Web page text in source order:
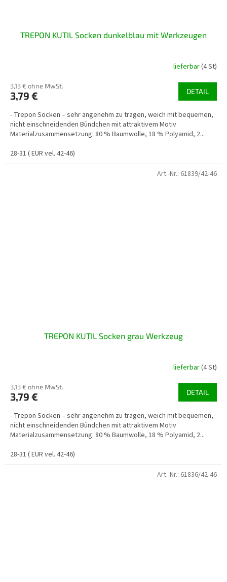
TREPON KUTIL Socken dunkelblau mit Werkzeugen
lieferbar(4 St)
3,13 € ohne MwSt.
3,79 € DETAIL
- Trepon Socken – sehr angenehm zu tragen, weich mit bequemen,
nicht einschneidenden Bündchen mit attraktivem Motiv
Materialzusammensetzung: 80 % Baumwolle, 18 % Polyamid, 2...
28-31 ( EUR vel. 42-46)
TREPON KUTIL Socken grau Werkzeug
lieferbar(4 St)
3,13 € ohne MwSt.
3,79 € DETAIL
- Trepon Socken – sehr angenehm zu tragen, weich mit bequemen,
nicht einschneidenden Bündchen mit attraktivem Motiv
Materialzusammensetzung: 80 % Baumwolle, 18 % Polyamid, 2...
28-31 ( EUR vel. 42-46)
Art.-Nr.: 61839/42-46
Art.-Nr.: 61836/42-46